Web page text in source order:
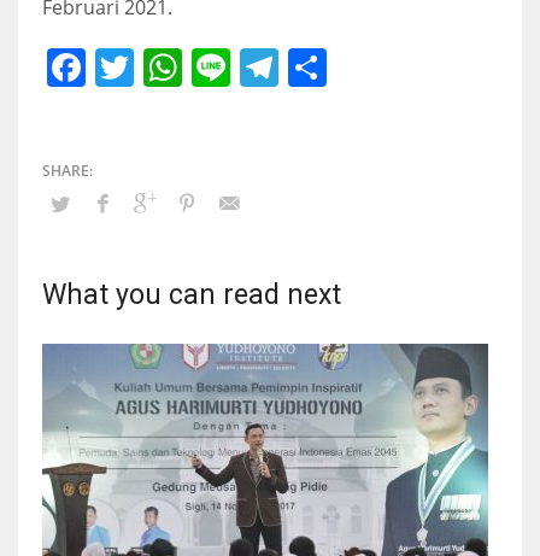
Februari 2021.
Facebook
Twitter
WhatsApp
LineTelegram
What you can read next